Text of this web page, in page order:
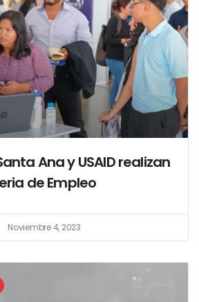
Ana y USAID realizan
de Empleo
Noviembre 4, 2023